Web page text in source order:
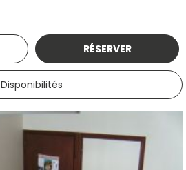
RÉSERVER
Disponibilités